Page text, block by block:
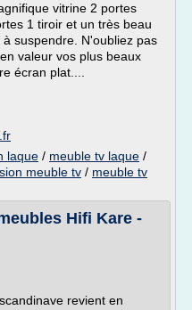
vitrine 2 portes
1 tiroir et un très beau
suspendre. N'oubliez pas
valeur vos plus beaux
écran plat....
laque / meuble tv laque /
meuble tv / meuble tv
Hifi Kare -
revient en